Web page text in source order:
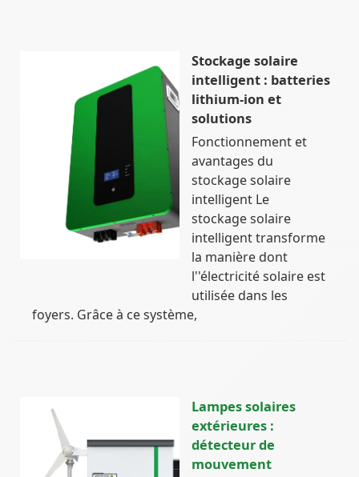
Stockage solaire
intelligent : batteries
lithium-ion et
solutions
Fonctionnement et
avantages du
stockage solaire
intelligent Le
stockage solaire
intelligent transforme
la manière dont
l''électricité solaire est
utilisée dans les
foyers. Grâce à ce système,
Lampes solaires
extérieures :
détecteur de
mouvement